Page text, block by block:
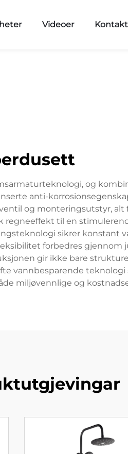
Videoer
og
anti-
og monteringsutstyr,
regneeffekt til en
sikrer konstant
forbedres gjennom
gir ikke bare
vannbesparende
miljøvennlige og